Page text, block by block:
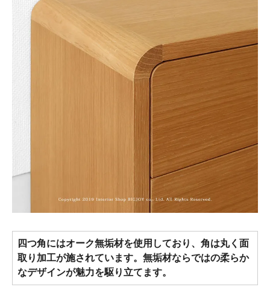
四つ角にはオーク無垢材を使用しており、角は丸く面
取り加工が施されています。無垢材ならではの柔らか
なデザインが魅力を駆り立てます。